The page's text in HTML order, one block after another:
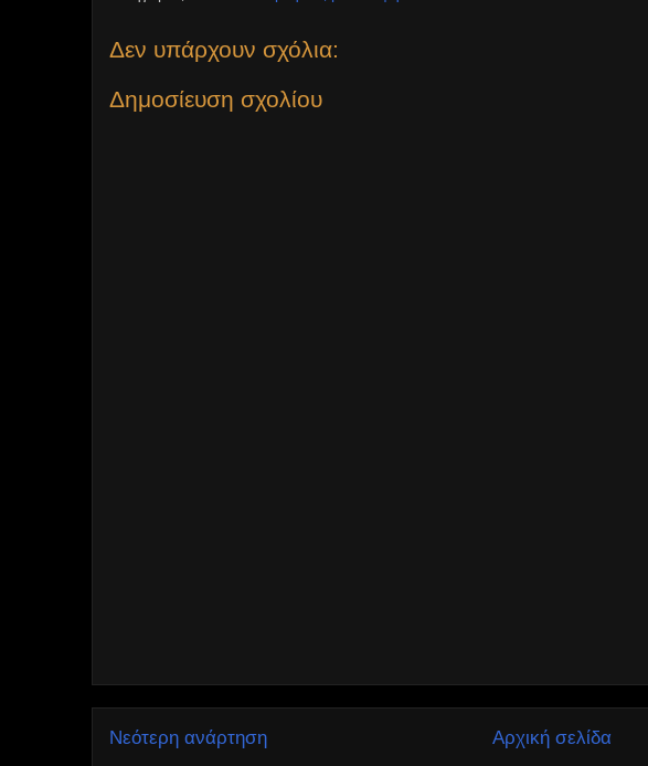
Δεν υπάρχουν σχόλια:
Δημοσίευση σχολίου
Νεότερη ανάρτηση Αρχική σελίδα